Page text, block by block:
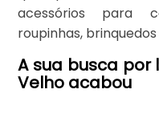
acessórios para
roupinhas,
A sua busca por
Velho acabou